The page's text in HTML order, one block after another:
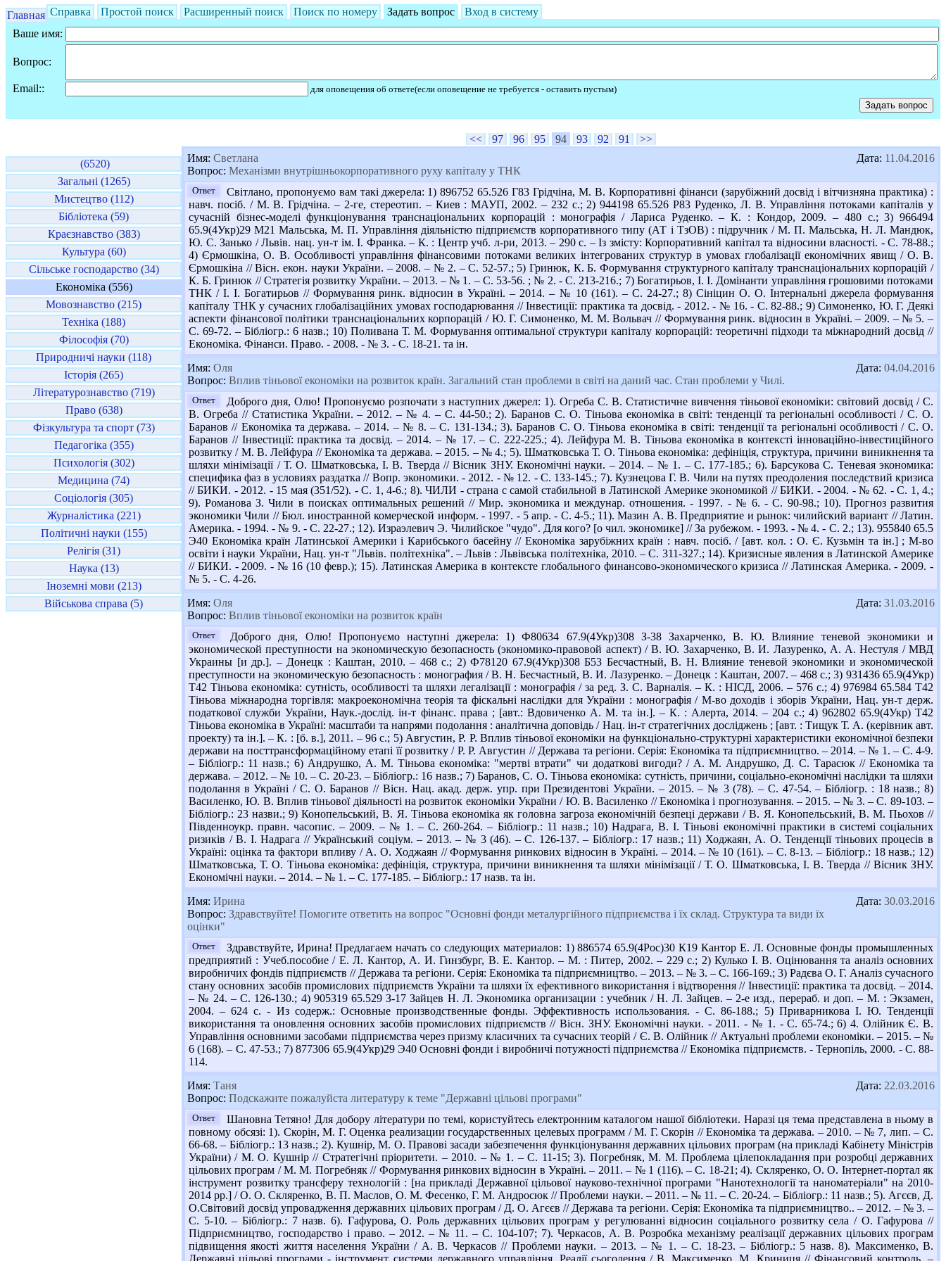
Главная Справка Простой поиск Расширенный поиск Поиск по номеру Задать вопрос
Вход в систему
Ваше имя:
Вопрос:
Email:: для оповещения об ответе(если оповещение не требуется - оставить пустым)
(6520)
Загальні (1265)
Мистецтво (112)
Бібліотека (59)
Краєзнавство (383)
Культура (60)
Сільське господарство (34)
Економіка (556)
Мовознавство (215)
Техніка (188)
Філософія (70)
Природничі науки (118)
Історія (265)
Літературознавство (719)
Право (638)
Фізкультура та спорт (73)
Педагогіка (355)
Психологія (302)
Медицина (74)
Соціологія (305)
Журналістика (221)
Політичні науки (155)
Релігія (31)
Наука (13)
Іноземні мови (213)
Військова справа (5)
<< 97 96 95 94 93 92 91
>>
Дата: 11.04.2016
Имя: Светлана
Вопрос: Механізми внутрішньокорпоративного руху капіталу у ТНК
Ответ
Світлано, пропонуємо вам такі джерела: 1) 896752 65.526 Г83 Грідчіна, М. В. Корпоративні фінанси (зарубіжний досвід і вітчизняна практика) :
навч. посіб. / М. В. Грідчіна. – 2-ге, стереотип. – Киев : МАУП, 2002. – 232 с.; 2) 944198 65.526 Р83 Руденко, Л. В. Управління потоками капіталів у
сучасній бізнес-моделі функціонування транснаціональних корпорацій : монографія / Лариса Руденко. – К. : Кондор, 2009. – 480 с.; 3) 966494
65.9(4Укр)29 М21 Мальська, М. П. Управління діяльністю підприємств корпоративного типу (АТ і ТзОВ) : підручник / М. П. Мальська, Н. Л. Мандюк,
Ю. С. Занько / Львів. нац. ун-т ім. І. Франка. – К. : Центр учб. л-ри, 2013. – 290 с. – Із змісту: Корпоративний капітал та відносини власності. - С. 78-88.;
4) Єрмошкіна, О. В. Особливості управління фінансовими потоками великих інтегрованих структур в умовах глобалізації економічних явищ / О. В.
Єрмошкіна // Вісн. екон. науки України. – 2008. – № 2. – С. 52-57.; 5) Гринюк, К. Б. Формування структурного капіталу транснаціональних корпорацій /
К. Б. Гринюк // Стратегія розвитку України. – 2013. – № 1. – С. 53-56. ; № 2. - С. 213-216.; 7) Богатирьов, І. І. Домінанти управління грошовими потоками
ТНК / І. І. Богатирьов // Формування ринк. відносин в Україні. – 2014. – № 10 (161). – С. 24-27.; 8) Сініцин О. О. Інтернальні джерела формування
капіталу ТНК у сучасних глобалізаційних умовах господарювання // Інвестиції: практика та досвід. - 2012. - № 16. - С. 82-88.; 9) Симоненко, Ю. Г. Деякі
аспекти фінансової політики транснаціональних корпорацій / Ю. Г. Симоненко, М. М. Вольвач // Формування ринк. відносин в Україні. – 2009. – № 5. –
С. 69-72. – Бібліогр.: 6 назв.; 10) Поливана Т. М. Формування оптимальної структури капіталу корпорацій: теоретичні підходи та міжнародний досвід //
Економіка. Фінанси. Право. - 2008. - № 3. - С. 18-21. та ін.
Дата: 04.04.2016
Имя: Оля
Вопрос: Вплив тіньової економіки на розвиток країн. Загальний стан проблеми в світі на даний час. Стан проблеми у Чилі.
Ответ
Доброго дня, Олю! Пропонуємо розпочати з наступних джерел: 1). Огреба С. В. Статистичне вивчення тіньової економіки: світовий досвід / С.
В. Огреба // Статистика України. – 2012. – № 4. – С. 44-50.; 2). Баранов С. О. Тіньова економіка в світі: тенденції та регіональні особливості / С. О.
Баранов // Економіка та держава. – 2014. – № 8. – С. 131-134.; 3). Баранов С. О. Тіньова економіка в світі: тенденції та регіональні особливості / С. О.
Баранов // Інвестиції: практика та досвід. – 2014. – № 17. – С. 222-225.; 4). Лейфура М. В. Тіньова економіка в контексті інноваційно-інвестиційного
розвитку / М. В. Лейфура // Економіка та держава. – 2015. – № 4.; 5). Шматковська Т. О. Тіньова економіка: дефініція, структура, причини виникнення та
шляхи мінімізації / Т. О. Шматковська, І. В. Тверда // Вісник ЗНУ. Економічні науки. – 2014. – № 1. – С. 177-185.; 6). Барсукова С. Теневая экономика:
специфика фаз в условиях раздатка // Вопр. экономики. - 2012. - № 12. - С. 133-145.; 7). Кузнецова Г. В. Чили на путях преодоления последствий кризиса
// БИКИ. - 2012. - 15 мая (351/52). - С. 1, 4-6.; 8). ЧИЛИ - страна с самой стабильной в Латинской Америке экономикой // БИКИ. - 2004. - № 62. - С. 1, 4.;
9). Романова З. Чили в поисках оптимальных решений // Мир. экономика и междунар. отношения. - 1997. - № 6. - С. 90-98.; 10). Прогноз развития
экономики Чили // Бюл. иностранной комерческой информ. - 1997. - 5 апр. - С. 4-5.; 11). Мазин А. В. Предприятие и рынок: чилийский вариант // Латин.
Америка. - 1994. - № 9. - С. 22-27.; 12). Израэлевич Э. Чилийское "чудо". Для кого? [о чил. экономике] // За рубежом. - 1993. - № 4. - С. 2.; 13). 955840 65.5
Э40 Економіка країн Латинської Америки і Карибського басейну // Економіка зарубіжних країн : навч. посіб. / [авт. кол. : О. Є. Кузьмін та ін.] ; М-во
освіти і науки України, Нац. ун-т "Львів. політехніка". – Львів : Львівська політехніка, 2010. – С. 311-327.; 14). Кризисные явления в Латинской Америке
// БИКИ. - 2009. - № 16 (10 февр.); 15). Латинская Америка в контексте глобального финансово-экономического кризиса // Латинская Америка. - 2009. -
№ 5. - С. 4-26.
Дата: 31.03.2016
Имя: Оля
Вопрос: Вплив тіньової економіки на розвиток країн
Ответ
Доброго дня, Олю! Пропонуємо наступні джерела: 1) Ф80634 67.9(4Укр)308 З-38 Захарченко, В. Ю. Влияние теневой экономики и
экономической преступности на экономическую безопасность (экономико-правовой аспект) / В. Ю. Захарченко, В. И. Лазуренко, А. А. Нестуля / МВД
Украины [и др.]. – Донецк : Каштан, 2010. – 468 с.; 2) Ф78120 67.9(4Укр)308 Б53 Бесчастный, В. Н. Влияние теневой экономики и экономической
преступности на экономическую безопасность : монография / В. Н. Бесчастный, В. И. Лазуренко. – Донецк : Каштан, 2007. – 468 с.; 3) 931436 65.9(4Укр)
Т42 Тіньова економіка: сутність, особливості та шляхи легалізації : монографія / за ред. З. С. Варналія. – К. : НІСД, 2006. – 576 с.; 4) 976984 65.584 Т42
Тіньова міжнародна торгівля: макроекономічна теорія та фіскальні наслідки для України : монографія / М-во доходів і зборів України, Нац. ун-т держ.
податкової служби України, Наук.-дослід. ін-т фінанс. права ; [авт.: Вдовиченко А. М. та ін.]. – К. : Алерта, 2014. – 204 с.; 4) 962802 65.9(4Укр) Т42
Тіньова економіка в Україні: масштаби та напрями подолання : аналітична доповідь / Нац. ін-т стратегічних досліджень ; [авт. : Тищук Т. А. (керівник авт.
проекту) та ін.]. – К. : [б. в.], 2011. – 96 с.; 5) Августин, Р. Р. Вплив тіньової економіки на функціонально-структурні характеристики економічної безпеки
держави на посттрансформаційному етапі її розвитку / Р. Р. Августин // Держава та регіони. Серія: Економіка та підприємництво. – 2014. – № 1. – С. 4-9.
– Бібліогр.: 11 назв.; 6) Андрушко, А. М. Тіньова економіка: "мертві втрати" чи додаткові вигоди? / А. М. Андрушко, Д. С. Тарасюк // Економіка та
держава. – 2012. – № 10. – С. 20-23. – Бібліогр.: 16 назв.; 7) Баранов, С. О. Тіньова економіка: сутність, причини, соціально-економічні наслідки та шляхи
подолання в Україні / С. О. Баранов // Вісн. Нац. акад. держ. упр. при Президентові України. – 2015. – № 3 (78). – С. 47-54. – Бібліогр. : 18 назв.; 8)
Василенко, Ю. В. Вплив тіньової діяльності на розвиток економіки України / Ю. В. Василенко // Економіка і прогнозування. – 2015. – № 3. – С. 89-103. –
Бібліогр.: 23 назви.; 9) Конопельський, В. Я. Тіньова економіка як головна загроза економічній безпеці держави / В. Я. Конопельський, В. М. Пьохов //
Південноукр. правн. часопис. – 2009. – № 1. – С. 260-264. – Бібліогр.: 11 назв.; 10) Надрага, В. І. Тіньові економічні практики в системі соціальних
ризиків / В. І. Надрага // Український соціум. – 2013. – № 3 (46). – С. 126-137. – Бібліогр.: 17 назв.; 11) Ходжаян, А. О. Тенденції тіньових процесів в
Україні: оцінка та фактори впливу / А. О. Ходжаян // Формування ринкових відносин в Україні. – 2014. – № 10 (161). – С. 8-13. – Бібліогр.: 18 назв.; 12)
Шматковська, Т. О. Тіньова економіка: дефініція, структура, причини виникнення та шляхи мінімізації / Т. О. Шматковська, І. В. Тверда // Вісник ЗНУ.
Економічні науки. – 2014. – № 1. – С. 177-185. – Бібліогр.: 17 назв. та ін.
Дата: 30.03.2016
Имя: Ирина
Вопрос: Здравствуйте! Помогите ответить на вопрос "Основні фонди металургійного підприємства і їх склад. Структура та види їх
оцінки"
Ответ
Здравствуйте, Ирина! Предлагаем начать со следующих материалов: 1) 886574 65.9(4Рос)30 К19 Кантор Е. Л. Основные фонды промышленных
предприятий : Учеб.пособие / Е. Л. Кантор, А. И. Гинзбург, В. Е. Кантор. – М. : Питер, 2002. – 229 с.; 2) Кулько І. В. Оцінювання та аналіз основних
виробничих фондів підприємств // Держава та регіони. Серія: Економіка та підприємництво. – 2013. – № 3. – С. 166-169.; 3) Радєва О. Г. Аналіз сучасного
стану основних засобів промислових підприємств України та шляхи їх ефективного використання і відтворення // Інвестиції: практика та досвід. – 2014.
– № 24. – С. 126-130.; 4) 905319 65.529 З-17 Зайцев Н. Л. Экономика организации : учебник / Н. Л. Зайцев. – 2-е изд., перераб. и доп. – М. : Экзамен,
2004. – 624 с. - Из содерж.: Основные производственные фонды. Эффективность использования. - С. 86-188.; 5) Приварникова І. Ю. Тенденції
використання та оновлення основних засобів промислових підприємств // Вісн. ЗНУ. Економічні науки. - 2011. - № 1. - С. 65-74.; 6) 4. Олійник Є. В.
Управління основними засобами підприємства через призму класичних та сучасних теорій / Є. В. Олійник // Актуальні проблеми економіки. – 2015. – №
6 (168). – С. 47-53.; 7) 877306 65.9(4Укр)29 Э40 Основні фонди і виробничі потужності підприємства // Економіка підприємств. - Тернопіль, 2000. - С. 88-
114.
Дата: 22.03.2016
Имя: Таня
Вопрос: Подскажите пожалуйста литературу к теме "Державні цільові програми"
Ответ
Шановна Тетяно! Для добору літератури по темі, користуйтесь електронним каталогом нашої бібліотеки. Наразі ця тема представлена в ньому в
повному обсязі: 1). Скорін, М. Г. Оценка реализации государственных целевых программ / М. Г. Скорін // Економіка та держава. – 2010. – № 7, лип. – С.
66-68. – Бібліогр.: 13 назв.; 2). Кушнір, М. О. Правові засади забезпечення функціонування державних цільових програм (на прикладі Кабінету Міністрів
України) / М. О. Кушнір // Стратегічні пріоритети. – 2010. – № 1. – С. 11-15; 3). Погребняк, М. М. Проблема цілепокладання при розробці державних
цільових програм / М. М. Погребняк // Формування ринкових відносин в Україні. – 2011. – № 1 (116). – С. 18-21; 4). Скляренко, О. О. Інтернет-портал як
інструмент розвитку трансферу технологій : [на прикладі Державної цільової науково-технічної програми "Нанотехнології та наноматеріали" на 2010-
2014 рр.] / О. О. Скляренко, В. П. Маслов, О. М. Фесенко, Г. М. Андросюк // Проблеми науки. – 2011. – № 11. – С. 20-24. – Бібліогр.: 11 назв.; 5). Агєєв, Д.
О.Світовий досвід упровадження державних цільових програм / Д. О. Агєєв // Держава та регіони. Серія: Економіка та підприємництво.. – 2012. – № 3. –
С. 5-10. – Бібліогр.: 7 назв. 6). Гафурова, О. Роль державних цільових програм у регулюванні відносин соціального розвитку села / О. Гафурова //
Підприємництво, господарство і право. – 2012. – № 11. – С. 104-107; 7). Черкасов, А. В. Розробка механізму реалізації державних цільових програм
підвищення якості життя населення України / А. В. Черкасов // Проблеми науки. – 2013. – № 1. – С. 18-23. – Бібліогр.: 5 назв. 8). Максименко, В.
Державні цільові програми - інструмент системи державного управління. Реалії сьогодення / В. Максименко, М. Криниця // Фінансовий контроль. –